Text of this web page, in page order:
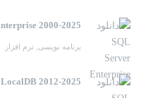
2000-2025 Microsoft SQL Server Enterprise پایگاه داده
برنامه نویسی نرم افزار
2012-2025 Microsoft SQL Server LocalDB پایگاه داده